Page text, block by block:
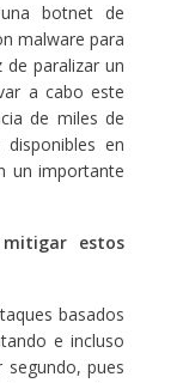
botnet de
malware para
paralizar un
a cabo este
de miles de
disponibles en
un importante
estos
basados
e incluso
pues